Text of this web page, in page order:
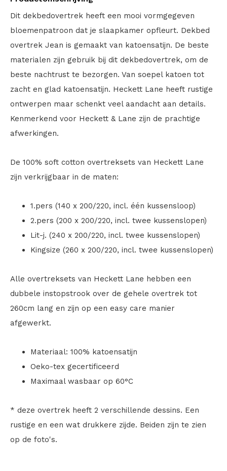
Dit dekbedovertrek heeft een mooi vormgegeven
bloemenpatroon dat je slaapkamer opfleurt. Dekbed
overtrek Jean is gemaakt van katoensatijn. De beste
materialen zijn gebruik bij dit dekbedovertrek, om de
beste nachtrust te bezorgen. Van soepel katoen tot
zacht en glad katoensatijn. Heckett Lane heeft rustige
ontwerpen maar schenkt veel aandacht aan details.
Kenmerkend voor Heckett & Lane zijn de prachtige
afwerkingen.
De 100% soft cotton overtreksets van Heckett Lane
zijn verkrijgbaar in de maten:
1.pers (140 x 200/220, incl. één kussensloop)
2.pers (200 x 200/220, incl. twee kussenslopen)
Lit-j. (240 x 200/220, incl. twee kussenslopen)
Kingsize (260 x 200/220, incl. twee kussenslopen)
Alle overtreksets van Heckett Lane hebben een
dubbele instopstrook over de gehele overtrek tot
260cm lang en zijn op een easy care manier
afgewerkt.
Materiaal: 100% katoensatijn
Oeko-tex gecertificeerd
Maximaal wasbaar op 60°C
* deze overtrek heeft 2 verschillende dessins. Een
rustige en een wat drukkere zijde. Beiden zijn te zien
op de foto's.